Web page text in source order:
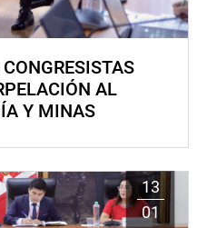
AL
Y MINAS
13
01